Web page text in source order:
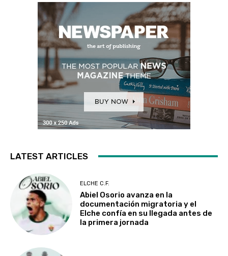
LATEST ARTICLES
ELCHE C.F.
Abiel Osorio avanza en la
documentación migratoria y el
Elche confía en su llegada antes de
la primera jornada